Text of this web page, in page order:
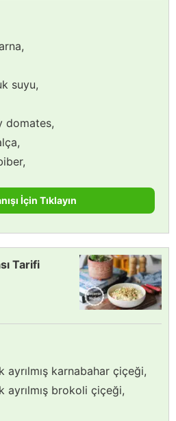
suyu,
domates,
İçin Tıklayın
Tarifi
ayrılmış karnabahar çiçeği,
ayrılmış brokoli çiçeği,